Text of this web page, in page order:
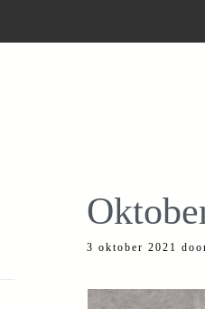
3 oktober 2021